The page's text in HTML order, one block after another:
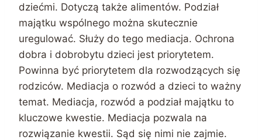
dziećmi. Dotyczą także alimentów. Podział
majątku wspólnego można skutecznie
uregulować. Służy do tego mediacja. Ochrona
dobra i dobrobytu dzieci jest priorytetem.
Powinna być priorytetem dla rozwodzących się
rodziców. Mediacja o rozwód a dzieci to ważny
temat. Mediacja, rozwód a podział majątku to
kluczowe kwestie. Mediacja pozwala na
rozwiązanie kwestii. Sąd się nimi nie zajmie.